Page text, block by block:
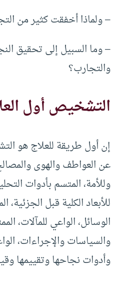
– ولماذا أخفقت كثير من
– وما السبيل إلى تحقيق
والتجارب؟
التشخيص أول
إن أول طريقة للعلاج هو
عن العواطف والهوى
وللأمة، المتسم بأدوات
للأبعاد الكلية قبل
الوسائل، الواعي للمآلات،
والسياسات والإجراءات،
وأدوات نجاحها وتقييمها